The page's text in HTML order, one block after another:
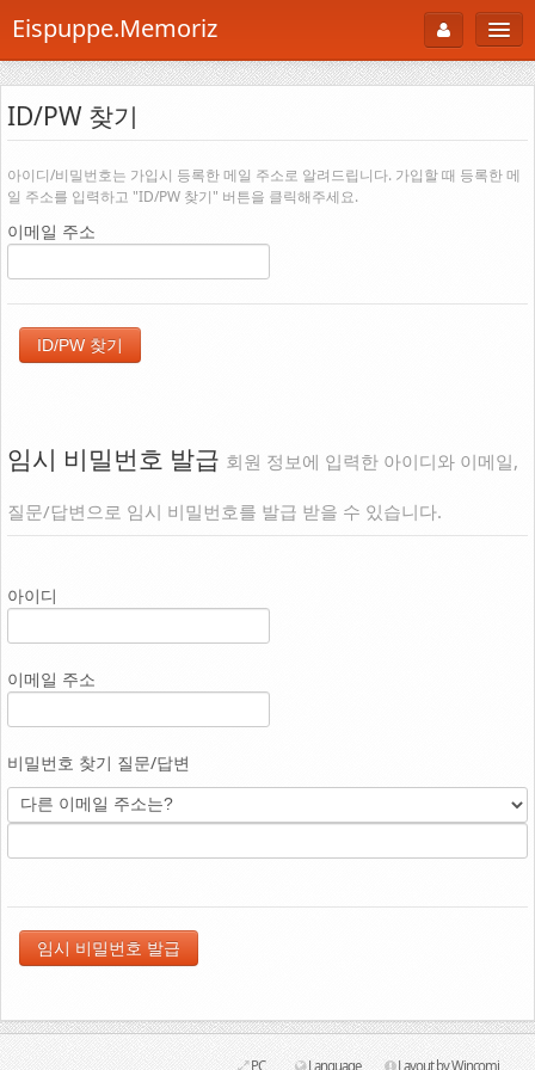
Eispuppe.Memoriz
About
AboutTori
Photo
B Cut
Portfolio
공부방
ID/PW 찾기
아이디/비밀번호는 가입시 등록한 메일 주소로 알려드립니다. 가입할 때 등록한 메
일 주소를 입력하고 "ID/PW 찾기" 버튼을 클릭해주세요.
이메일 주소
임시 비밀번호 발급 회원 정보에 입력한 아이디와 이메일,
질문/답변으로 임시 비밀번호를 발급 받을 수 있습니다.
아이디
이메일 주소
비밀번호 찾기 질문/답변
PC Language Layout by Wincomi